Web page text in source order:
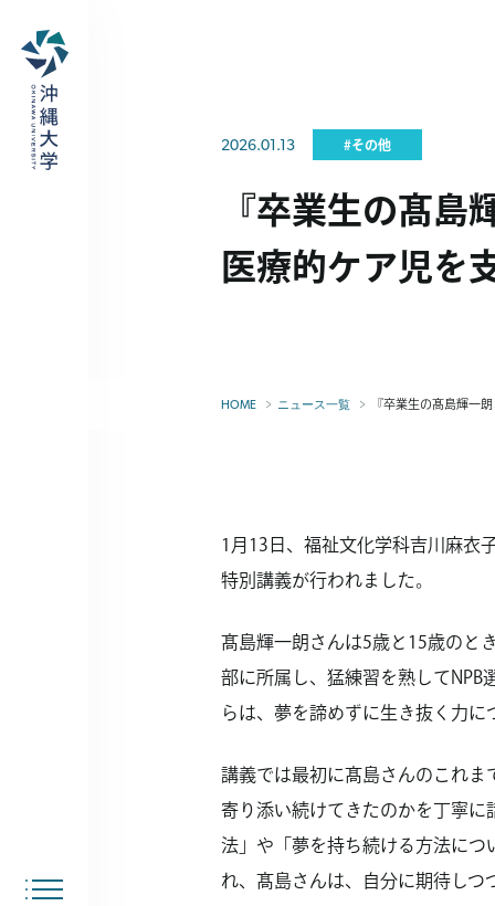
2026.01.13 #その他
『卒業生の髙島
医療的ケア児を
HOME ニュース一覧 『卒業生の髙島輝一
1月13日、福祉文化学科吉川麻衣
特別講義が行われました。
髙島輝一朗さんは5歳と15歳のと
部に所属し、猛練習を熟して
らは、夢を諦めずに生き抜く力
講義では最初に髙島さんのこれ
寄り添い続けてきたのかを丁寧
法」や「夢を持ち続ける方法に
れ、髙島さんは、自分に期待し